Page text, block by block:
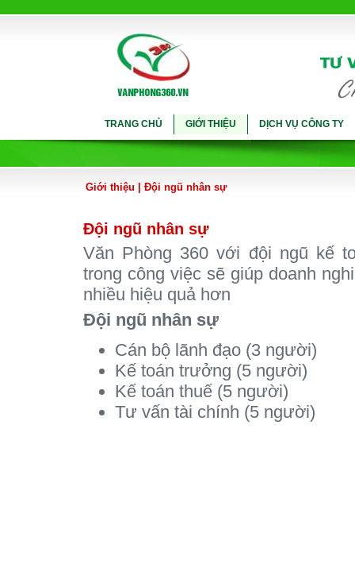
TRANG CHỦ GIỚI THIỆU DỊCH VỤ CÔNG TY
Giới thiệu Đội ngũ nhân sự
Đội ngũ nhân sự
Văn Phòng 360 với đội ngũ kế
trong công việc sẽ giúp doanh
nhiều hiệu quả hơn
Đội ngũ nhân sự
Cán bộ lãnh đạo (3 người)
Kế toán trưởng (5 người)
Kế toán thuế (5 người)
Tư vấn tài chính (5 người)